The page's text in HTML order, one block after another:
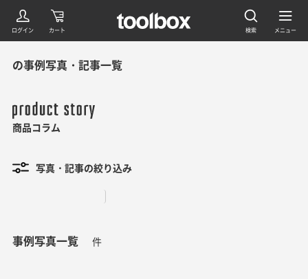
の事例写真・記事一覧
商品コラム
写真・記事の絞り込み
事例写真一覧 件